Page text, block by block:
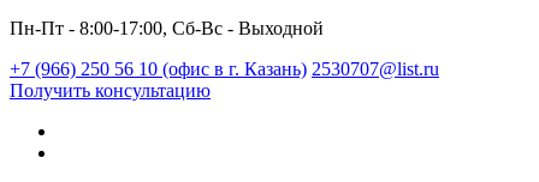
Пн-Пт - 8:00-17:00, Сб-Вс - Выходной
+7 (966) 250 56 10 (офис в г. Казань) 2530707@list.ru
Получить консультацию